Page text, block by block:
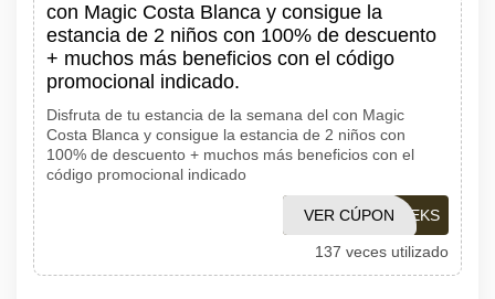
con Magic Costa Blanca y consigue la
estancia de 2 niños con 100% de descuento
+ muchos más beneficios con el código
promocional indicado.
Disfruta de tu estancia de la semana del con Magic
Costa Blanca y consigue la estancia de 2 niños con
100% de descuento + muchos más beneficios con el
código promocional indicado
BLACKWEEKS
VER CÚPON
137 veces utilizado